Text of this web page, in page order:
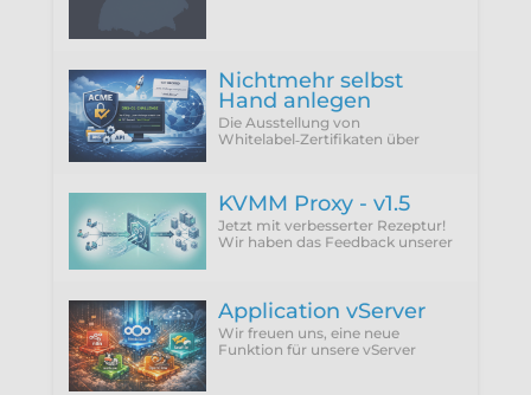
Nichtmehr selbst
Hand anlegen
Die Ausstellung von
Whitelabel‑Zertifikaten über
KVMM Proxy - v1.5
Jetzt mit verbesserter Rezeptur!
Wir haben das Feedback unserer
Application vServer
Wir freuen uns, eine neue
Funktion für unsere vServer